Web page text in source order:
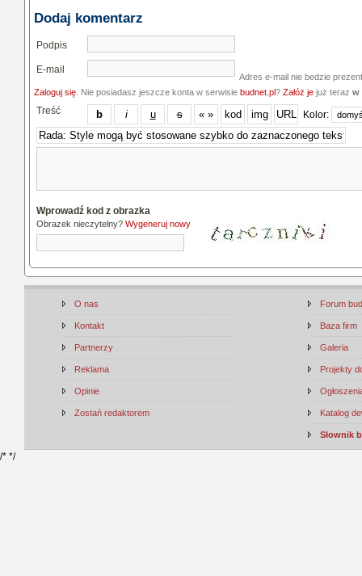
Dodaj komentarz
Podpis
E-mail
Adres e-mail nie bedzie
Zaloguj się . Nie posiadasz jeszcze konta w serwisie budnet.pl? Załóż je już teraz w
Treść Kolor:
Wprowadź kod z obrazka
Obrazek nieczytelny? Wygeneruj nowy
O nas
Kontakt
Partnerzy
Reklama
Opinie
Zostań redaktorem
Forum
Baza firm
Galeria
Projekty
Katalog
Słownik
/* */